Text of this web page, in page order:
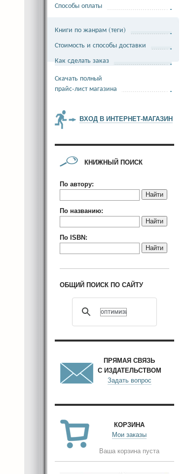
Способы оплаты
Книги по жанрам (теги)
Стоимость и способы доставки
Как сделать заказ
Скачать полный
прайс-лист магазина
ВХОД В ИНТЕРНЕТ-МАГАЗИН
КНИЖНЫЙ ПОИСК
По автору:
Найти
По названию:
Найти
По ISBN:
Найти
ОБЩИЙ ПОИСК ПО САЙТУ
ПРЯМАЯ СВЯЗЬ
С ИЗДАТЕЛЬСТВОМ
Задать вопрос
КОРЗИНА
Мои заказы
Ваша корзина пуста